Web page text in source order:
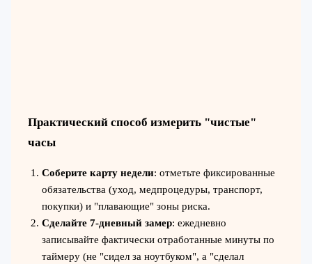
Практический способ измерить "чистые"
часы
Соберите карту недели: отметьте фиксированные
обязательства (уход, медпроцедуры, транспорт,
покупки) и "плавающие" зоны риска.
Сделайте 7‑дневный замер: ежедневно
записывайте фактически отработанные минуты по
таймеру (не "сидел за ноутбуком", а "сделал